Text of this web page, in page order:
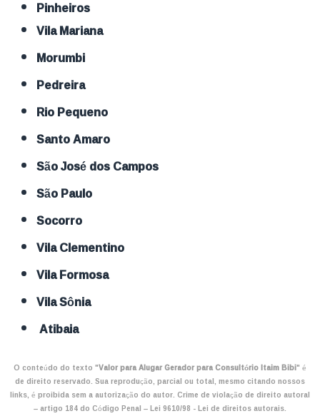
Pinheiros
Vila Mariana
Morumbi
Pedreira
Rio Pequeno
Santo Amaro
São José dos Campos
São Paulo
Socorro
Vila Clementino
Vila Formosa
Vila Sônia
Atibaia
O conteúdo do texto "Valor para Alugar Gerador para Consultório Itaim Bibi" é
de direito reservado. Sua reprodução, parcial ou total, mesmo citando nossos
links, é proibida sem a autorização do autor. Crime de violação de direito autoral
– artigo 184 do Código Penal –Lei 9610/98 - Lei de direitos autorais.